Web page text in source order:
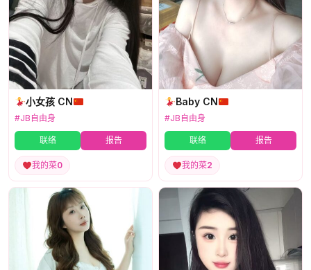
小女孩 CN
#JB自由身
联络 报告
我的菜0
Baby CN
#JB自由身
联络 报告
我的菜2